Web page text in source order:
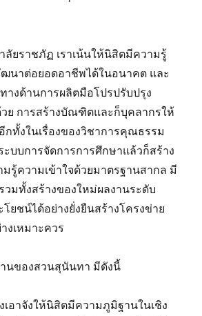
ยราชภัฏ เราเน้นให้นิสิตมีความรู้
ฒนาต่อยอดอาชีพได้ในอนาคต และ
างด้านการผลิตมือโปรปรับปรุง
ย การสร้างบัณฑิตและก็บุคลากรให้
ทั้งในเรื่องของวิชาการคุณธรรม
บบการจัดการการศึกษาแล้วก็สร้าง
รู้ความเข้าใจด้วยมาตรฐานสากล มี
มทั้งสร้างของใหม่ผลงานระดับ
โยชน์ได้อย่างยั่งยืนสร้างโครงข่าย
งเหมาะควร
นของสวนสุนันทา มีดังนี้
เอาจังให้นิสิตมีความภูมิฐานในเชิง